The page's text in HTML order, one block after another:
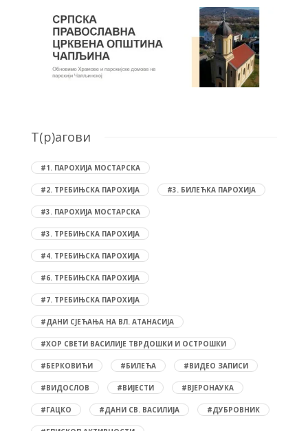
T(р)агови
#1. ПАРОХИЈА МОСТАРСКА
#2. ТРЕБИЊСКА ПАРОХИЈА #3. БИЛЕЋКА ПАРОХИЈА
#3. ПАРОХИЈА МОСТАРСКА
#3. ТРЕБИЊСКА ПАРОХИЈА
#4. ТРЕБИЊСКА ПАРОХИЈА
#6. ТРЕБИЊСКА ПАРОХИЈА
#7. ТРЕБИЊСКА ПАРОХИЈА
#ДАНИ СЈЕЋАЊА НА ВЛ. АТАНАСИЈА
#ХОР СВЕТИ ВАСИЛИЈЕ ТВРДОШКИ И ОСТРОШКИ
#БЕРКОВИЋИ #БИЛЕЋА #ВИДЕО ЗАПИСИ
#ВИДОСЛОВ #ВИЈЕСТИ #ВЈЕРОНАУКА
#ГАЦКО #ДАНИ СВ. ВАСИЛИЈА #ДУБРОВНИК